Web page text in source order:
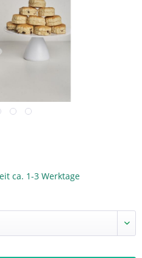
ca. 1-3 Werktage